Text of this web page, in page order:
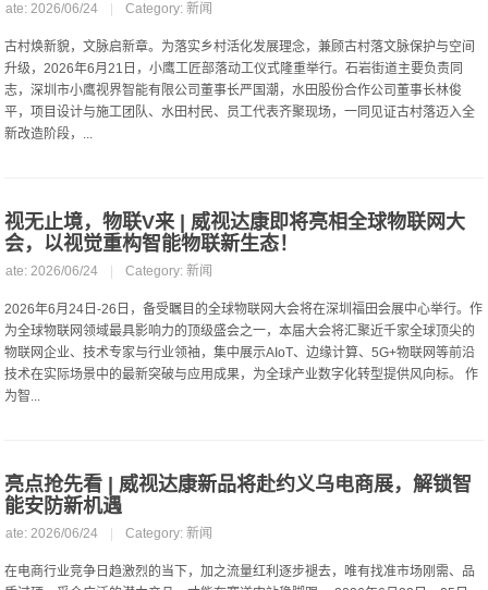
2026/06/24 Category:新闻
古村焕新貌，文脉启新章。为落实乡村活化发展理念，兼顾古村落文脉保护与空间
升级，2026年6月21日，小鹰工匠部落动工仪式隆重举行。石岩街道主要负责同
志，深圳市小鹰视界智能有限公司董事长严国潮，水田股份合作公司董事长林俊
平，项目设计与施工团队、水田村民、员工代表齐聚现场，一同见证古村落迈入全
新改造阶段，...
视无止境，物联V来 | 威视达康即将亮相全球物联网大
会，以视觉重构智能物联新生态！
2026/06/24 Category:新闻
2026年6月24日-26日，备受瞩目的全球物联网大会将在深圳福田会展中心举行。作
为全球物联网领域最具影响力的顶级盛会之一，本届大会将汇聚近千家全球顶尖的
物联网企业、技术专家与行业领袖，集中展示AIoT、边缘计算、5G+物联网等前沿
技术在实际场景中的最新突破与应用成果，为全球产业数字化转型提供风向标。 作
为智...
亮点抢先看 | 威视达康新品将赴约义乌电商展，解锁智
能安防新机遇
2026/06/24 Category:新闻
在电商行业竞争日趋激烈的当下，加之流量红利逐步褪去，唯有找准市场刚需、品